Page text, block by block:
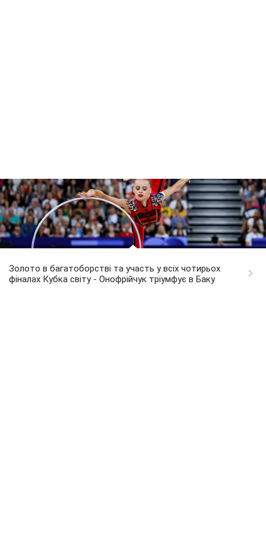
Золото в багатоборстві та участь у всіх чотирьох
фіналах Кубка світу - Онофрійчук тріумфує в Баку